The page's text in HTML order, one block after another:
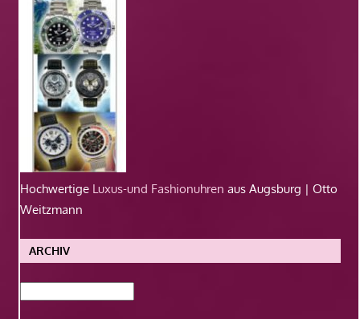
Hochwertige Luxus-und Fashionuhren aus Augsburg | Otto
Weitzmann
ARCHIV